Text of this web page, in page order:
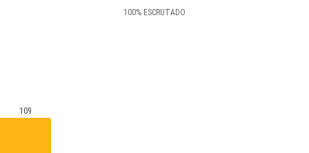
100% ESCRUTADO
109